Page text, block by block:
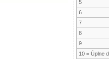
5
6
7
8
9
10 = Úplne